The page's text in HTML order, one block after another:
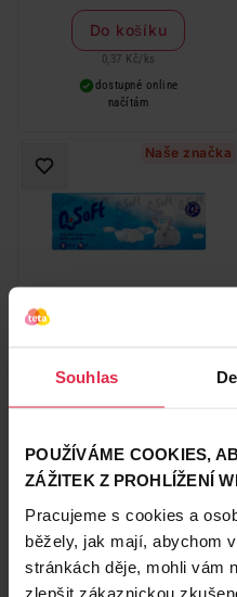
Souhlas
POUŽÍVÁME COOKIES,
ZÁŽITEK Z PROHLÍŽENÍ
Pracujeme s cookies a
běžely, jak mají, abychom
stránkách děje, mohli vám
zlepšit zákaznickou
Do košíku
0,37 Kč/ ks
dostupné online
načítám
Naše značka
Q-Soft papírové kapesníčky
29,90 Kč
0,30 Kč/ks
dostupné online
Garance ceny